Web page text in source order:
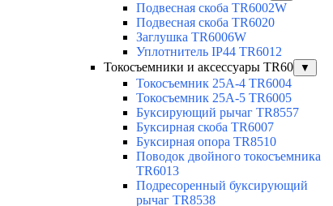
Подвесная скоба TR6002W
Подвесная скоба TR6020
Заглушка TR6006W
Уплотнитель IP44 TR6012
Токосъемники и аксессуары TR60
▼
Токосъемник 25А-4 TR6004
Токосъемник 25А-5 TR6005
Буксирующий рычаг TR8557
Буксирная скоба TR6007
Буксирная опора TR8510
Поводок двойного токосъемника
TR6013
Подресоренный буксирующий
рычаг TR8538